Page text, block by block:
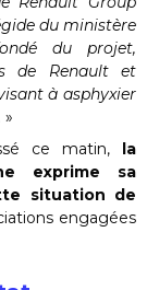
du ministère
du projet,
de Renault et
à asphyxier
»
ce matin, la
exprime sa
situation de
engagées